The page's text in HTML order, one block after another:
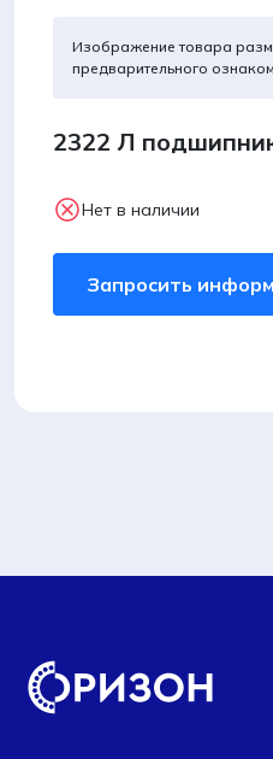
Изображение товара
предварительного
2322 Л
Нет в наличии
Запросить